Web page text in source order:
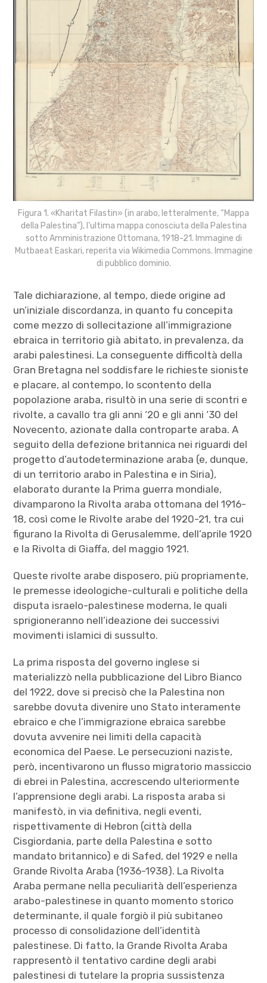
Figura 1. «Kharitat Filastin» (in arabo, letteralmente, “Mappa
della Palestina”), l’ultima mappa conosciuta della Palestina
sotto Amministrazione Ottomana, 1918-21. Immagine di
Mutbaeat Easkari, reperita via Wikimedia Commons. Immagine
di pubblico dominio.
Tale dichiarazione, al tempo, diede origine ad
un’iniziale discordanza, in quanto fu concepita
come mezzo di sollecitazione all’immigrazione
ebraica in territorio già abitato, in prevalenza, da
arabi palestinesi. La conseguente difficoltà della
Gran Bretagna nel soddisfare le richieste sioniste
e placare, al contempo, lo scontento della
popolazione araba, risultò in una serie di scontri e
rivolte, a cavallo tra gli anni ‘20 e gli anni ‘30 del
Novecento, azionate dalla controparte araba. A
seguito della defezione britannica nei riguardi del
progetto d’autodeterminazione araba (e, dunque,
di un territorio arabo in Palestina e in Siria),
elaborato durante la Prima guerra mondiale,
divamparono la Rivolta araba ottomana del 1916-
18, così come le Rivolte arabe del 1920-21, tra cui
figurano la Rivolta di Gerusalemme, dell’aprile 1920
e la Rivolta di Giaffa, del maggio 1921.
Queste rivolte arabe disposero, più propriamente,
le premesse ideologiche-culturali e politiche della
disputa israelo-palestinese moderna, le quali
sprigioneranno nell’ideazione dei successivi
movimenti islamici di sussulto.
La prima risposta del governo inglese si
materializzò nella pubblicazione del Libro Bianco
del 1922, dove si precisò che la Palestina non
sarebbe dovuta divenire uno Stato interamente
ebraico e che l’immigrazione ebraica sarebbe
dovuta avvenire nei limiti della capacità
economica del Paese. Le persecuzioni naziste,
però, incentivarono un flusso migratorio massiccio
di ebrei in Palestina, accrescendo ulteriormente
l’apprensione degli arabi. La risposta araba si
manifestò, in via definitiva, negli eventi,
rispettivamente di Hebron (città della
Cisgiordania, parte della Palestina e sotto
mandato britannico) e di Safed, del 1929 e nella
Grande Rivolta Araba (1936-1938). La Rivolta
Araba permane nella peculiarità dell’esperienza
arabo-palestinese in quanto momento storico
determinante, il quale forgiò il più subitaneo
processo di consolidazione dell’identità
palestinese. Di fatto, la Grande Rivolta Araba
rappresentò il tentativo cardine degli arabi
palestinesi di tutelare la propria sussistenza